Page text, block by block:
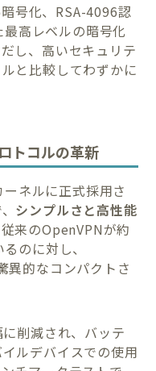
号化、RSA-4096認
高レベルの暗号化
し、高いセキュリテ
と比較してわずかに
トコルの革新
ネルに正式採用さ
シンプルさと高性能
来のOpenVPNが約
のに対し、
的なコンパクトさ
削減され、バッテ
ルデバイスでの使用